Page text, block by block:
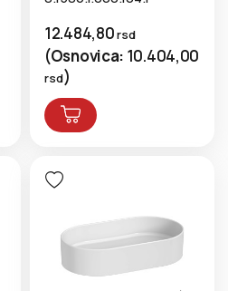
12.484,80rsd
(Osnovica: 10.404,00
rsd)